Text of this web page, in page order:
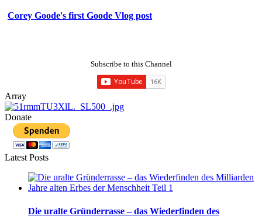
Corey Goode's first Goode Vlog post
Subscribe to this Channel
Array
Donate
Latest Posts
Die uralte Gründerrasse – das Wiederfinden des